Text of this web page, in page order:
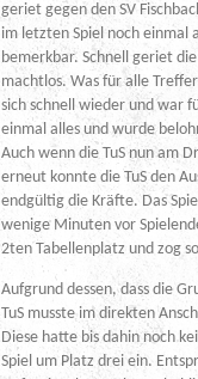
geriet gegen den SV
im letzten Spiel noch einmal
bemerkbar. Schnell geriet
machtlos. Was für alle
sich schnell wieder und war
einmal alles und wurde
Auch wenn die TuS nun am
erneut konnte die TuS den
endgültig die Kräfte. Das
wenige Minuten vor
2ten Tabellenplatz und zog
Aufgrund dessen, dass die
TuS musste im direkten
Diese hatte bis dahin noch
Spiel um Platz drei ein.